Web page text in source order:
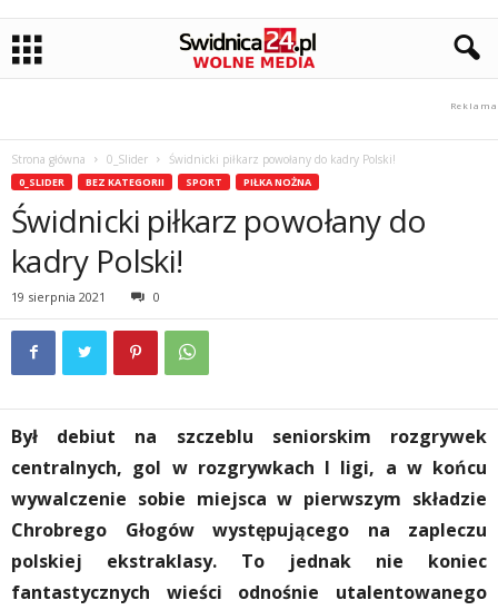
Strona główna 0_Slider Świdnicki piłkarz powołany do kadry Polski!
0_SLIDER BEZ KATEGORII SPORT PIŁKA NOŻNA
Świdnicki piłkarz powołany do
kadry Polski!
19 sierpnia 2021 0
Był debiut na szczeblu seniorskim rozgrywek
centralnych, gol w rozgrywkach I ligi, a w końcu
wywalczenie sobie miejsca w pierwszym składzie
Chrobrego Głogów występującego na zapleczu
polskiej ekstraklasy. To jednak nie koniec
fantastycznych wieści odnośnie utalentowanego